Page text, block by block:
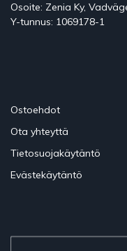
Osoite: Zenia Ky,
Y-tunnus: 1069178-1
Ostoehdot
Ota yhteyttä
Tietosuojakäytäntö
Evästekäytäntö